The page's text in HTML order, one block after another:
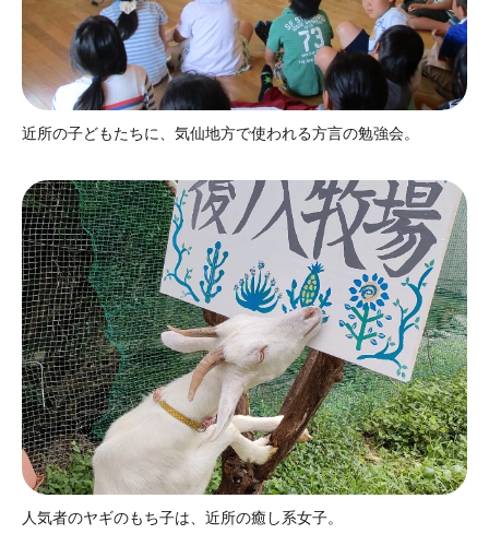
近所の子どもたちに、気仙地方で使われる方言の勉強会。
人気者のヤギのもち子は、近所の癒し系女子。